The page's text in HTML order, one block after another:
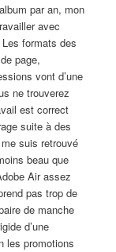
par an, mon
avec
formats des
page,
vont d’une
ne trouverez
est correct
suite à des
suis retrouvé
beau que
Air assez
pas trop de
de manche
d’une
les promotions